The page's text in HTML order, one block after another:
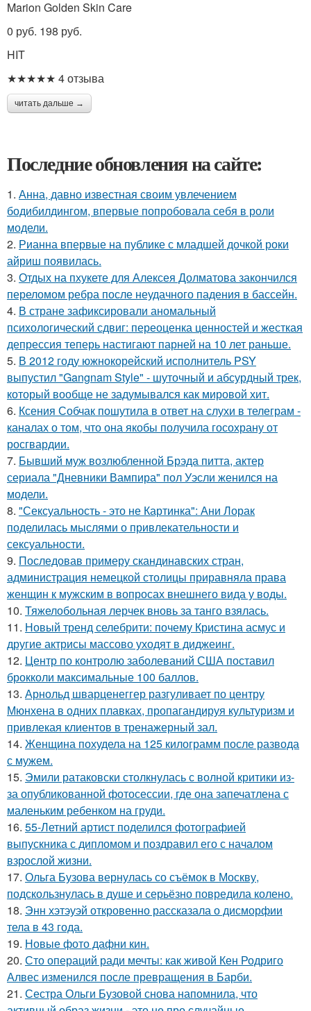
Marion Golden Skin Care
0 руб. 198 руб.
HIT
★★★★★ 4 отзыва
читать дальше →
Последние обновления на сайте:
1. Анна, давно известная своим увлечением
бодибилдингом, впервые попробовала себя в роли
модели.
2. Рианна впервые на публике с младшей дочкой роки
айриш появилась.
3. Отдых на пхукете для Алексея Долматова закончился
переломом ребра после неудачного падения в бассейн.
4. В стране зафиксировали аномальный
психологический сдвиг: переоценка ценностей и жесткая
депрессия теперь настигают парней на 10 лет раньше.
5. В 2012 году южнокорейский исполнитель PSY
выпустил "Gangnam Style" - шуточный и абсурдный трек,
который вообще не задумывался как мировой хит.
6. Ксения Собчак пошутила в ответ на слухи в телеграм -
каналах о том, что она якобы получила госохрану от
росгвардии.
7. Бывший муж возлюбленной Брэда питта, актер
сериала "Дневники Вампира" пол Уэсли женился на
модели.
8. "Сексуальность - это не Картинка": Ани Лорак
поделилась мыслями о привлекательности и
сексуальности.
9. Последовав примеру скандинавских стран,
администрация немецкой столицы приравняла права
женщин к мужским в вопросах внешнего вида у воды.
10. Тяжелобольная лерчек вновь за танго взялась.
11. Новый тренд селебрити: почему Кристина асмус и
другие актрисы массово уходят в диджеинг.
12. Центр по контролю заболеваний США поставил
брокколи максимальные 100 баллов.
13. Арнольд шварценеггер разгуливает по центру
Мюнхена в одних плавках, пропагандируя культуризм и
привлекая клиентов в тренажерный зал.
14. Женщина похудела на 125 килограмм после развода
с мужем.
15. Эмили ратаковски столкнулась с волной критики из-
за опубликованной фотосессии, где она запечатлена с
маленьким ребенком на груди.
16. 55-Летний артист поделился фотографией
выпускника с дипломом и поздравил его с началом
взрослой жизни.
17. Ольга Бузова вернулась со съёмок в Москву,
подскользнулась в душе и серьёзно повредила колено.
18. Энн хэтэуэй откровенно рассказала о дисморфии
тела в 43 года.
19. Новые фото дафни кин.
20. Сто операций ради мечты: как живой Кен Родриго
Алвес изменился после превращения в Барби.
21. Сестра Ольги Бузовой снова напомнила, что